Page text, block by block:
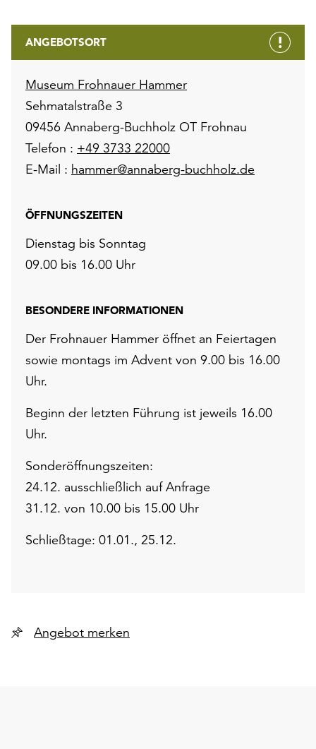
ANGEBOTSORT
Museum Frohnauer Hammer
Sehmatalstraße 3
09456 Annaberg-Buchholz OT Frohnau
Telefon : +49 3733 22000
E-Mail : hammer@annaberg-buchholz.de
ÖFFNUNGSZEITEN
Dienstag bis Sonntag
09.00 bis 16.00 Uhr
BESONDERE INFORMATIONEN
Der Frohnauer Hammer öffnet an Feiertagen
sowie montags im Advent von 9.00 bis 16.00
Uhr.
Beginn der letzten Führung ist jeweils 16.00
Uhr.
Sonderöffnungszeiten:
24.12. ausschließlich auf Anfrage
31.12. von 10.00 bis 15.00 Uhr
Schließtage: 01.01., 25.12.
Angebot merken